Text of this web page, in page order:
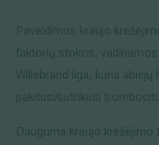
Paveldimos kraujo
faktorių stokos,
Willebrand liga, kuria
pakitusi/sutrikusi
Dauguma kraujo